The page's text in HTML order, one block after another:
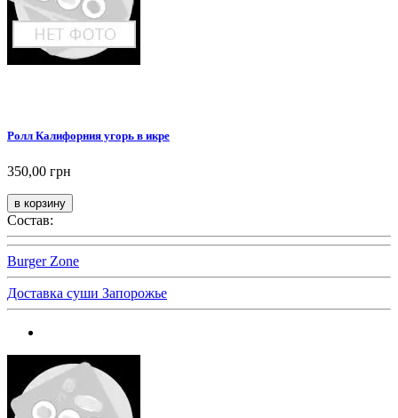
Ролл Калифорния угорь в икре
350,00 грн
Состав:
Burger Zone
Доставка суши Запорожье